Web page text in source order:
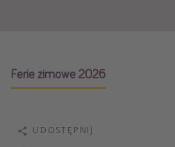
City Break
Wyjazd na narty
Ferie zimowe 2026
UDOSTĘPNIJ